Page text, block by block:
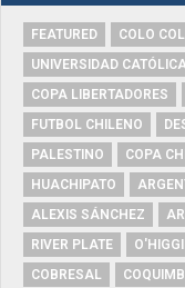
FEATURED COLO
UNIVERSIDAD CATÓLICA
COPA LIBERTADORES
FUTBOL CHILENO
PALESTINO
COPA
HUACHIPATO
ALEXIS SÁNCHEZ
RIVER PLATE
COBRESAL